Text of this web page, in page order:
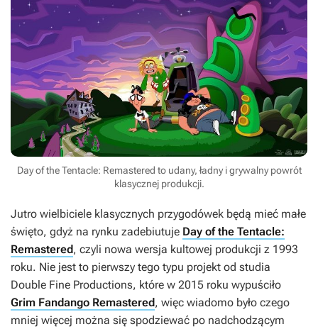
Day of the Tentacle: Remastered to udany, ładny i grywalny powrót
klasycznej produkcji.
Jutro wielbiciele klasycznych przygodówek będą mieć małe
święto, gdyż na rynku zadebiutuje Day of the Tentacle:
Remastered, czyli nowa wersja kultowej produkcji z 1993
roku. Nie jest to pierwszy tego typu projekt od studia
Double Fine Productions, które w 2015 roku wypuściło
Grim Fandango Remastered, więc wiadomo było czego
mniej więcej można się spodziewać po nadchodzącym